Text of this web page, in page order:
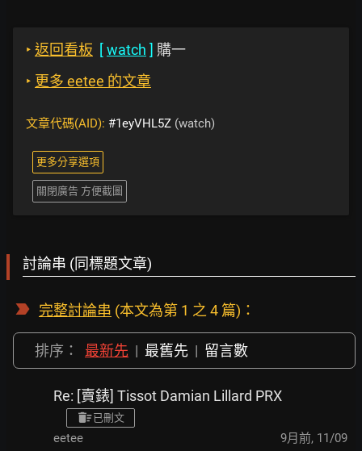
‣ 返回看板 [watch ] 購一
‣ 更多 eetee 的文章
文章代碼(AID): #1eyVHL5Z (watch)
更多分享選項
關閉廣告 方便截圖
討論串 (同標題文章)
完整討論串 (本文為第 1 之 4 篇)：
排序： 最新先 | 最舊先 | 留言數
Re: [賣錶] Tissot Damian Lillard PRX
已刪文
eetee 9月前, 11/09